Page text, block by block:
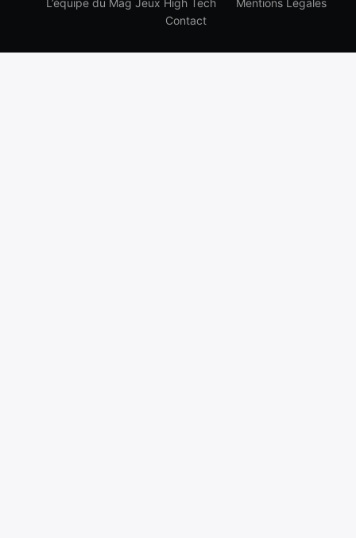
L’équipe du Mag Jeux High Tech
Mentions Légales
Contact